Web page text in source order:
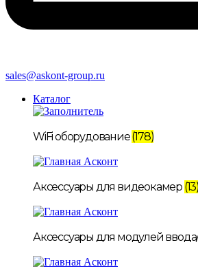
sales@askont-group.ru
Каталог
WiFi оборудование(178)
Аксессуары для видеокамер (13)
Аксессуары для модулей